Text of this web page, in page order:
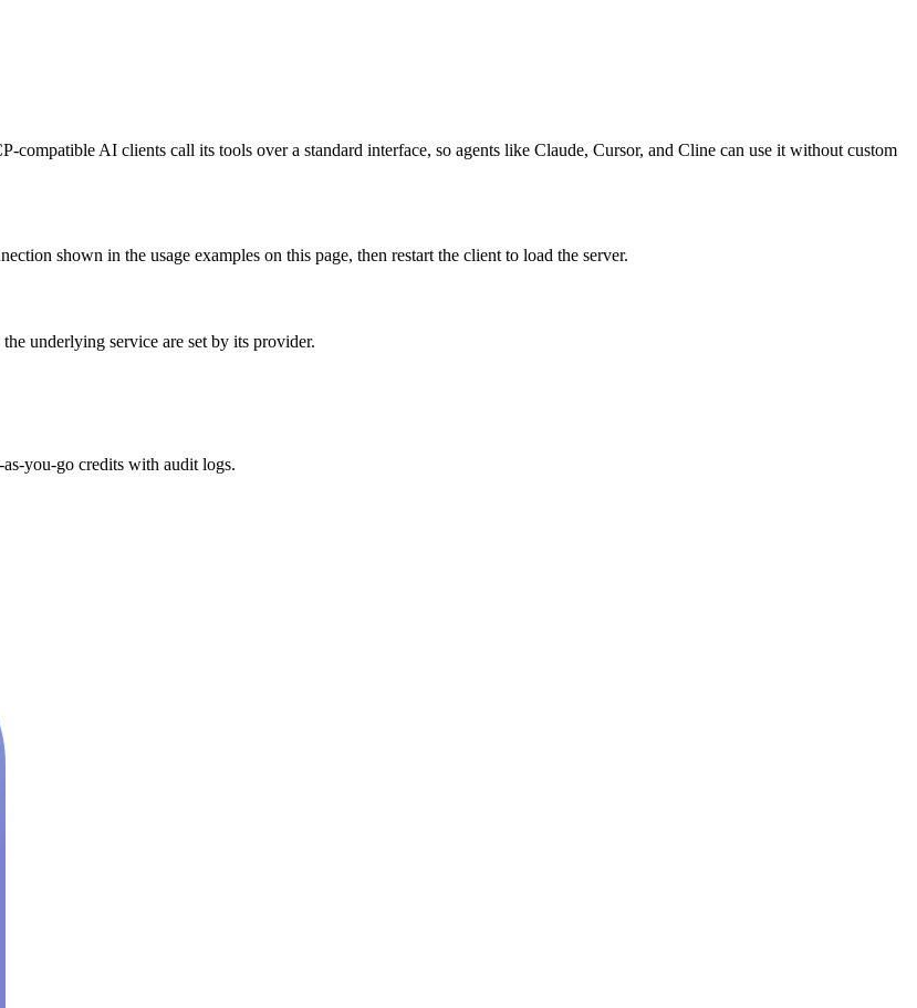
AI clients call its tools over a standard interface, so agents like Claude, Cursor, and Cline can use it without custom
shown in the usage examples on this page, then restart the client to load the server.
underlying service are set by its provider.
you-go credits with audit logs.